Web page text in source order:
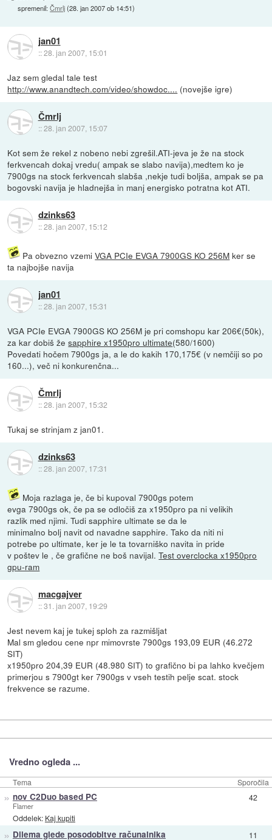
spremenil:Čmrlj(28. jan 2007 ob 14:51)
jan01
::28. jan 2007, 15:01
Jaz sem gledal tale test
http://www.anandtech.com/video/showdoc.... (novejše igre)
Čmrlj
::28. jan 2007, 15:07
Kot sem že rekel z nobeno nebi zgrešil.ATI-jeva je že na stock
ferkvencah dokaj vredu( ampak se slabo navija),medtem ko je
7900gs na stock ferkvencah slabša ,nekje tudi boljša, ampak se pa
bogovski navija je hladnejša in manj energisko potratna kot ATI.
dzinks63
::28. jan 2007, 15:12
Pa obvezno vzemiVGA PCIe EVGA 7900GS KO 256M ker se
ta najbojše navija
jan01
::28. jan 2007, 15:31
VGA PCIe EVGA 7900GS KO 256M je pri comshopu kar 206€(50k),
za kar dobiš žesapphire x1950pro ultimate(580/1600)
Povedati hočem 7900gs ja, a le do kakih 170,175€ (v nemčiji so po
160...), več ni konkurenčna...
Čmrlj
::28. jan 2007, 15:32
Tukaj se strinjam z jan01.
dzinks63
::28. jan 2007, 17:31
Moja razlaga je, če bi kupoval 7900gs potem
evga 7900gs ok, če pa se odločiš za x1950pro pa ni velikih
razlik med njimi. Tudi sapphire ultimate se da le
minimalno bolj navit od navadne sapphire. Tako da niti ni
potrebe po ultimate, ker je le ta tovarniško navita in pride
v poštev le , če grafične ne boš navijal.Test overclocka x1950pro
gpu-ram
macgajver
::31. jan 2007, 19:29
Jest nevem kaj je tukej sploh za razmišljat
Mal sm gledou cene npr mimovrste 7900gs 193,09 EUR (46.272
SIT)
x1950pro 204,39 EUR (48.980 SIT) to grafično bi pa lahko kvečjem
primerjou s 7900gt ker 7900gs v vseh testih pelje scat. stock
frekvence se razume.
Vredno ogleda ...
Tema Sporočila
» nov C2Duo based PC
Flamer
Oddelek: Kaj kupiti
42
» Dilema glede posodobitve računalnika 11